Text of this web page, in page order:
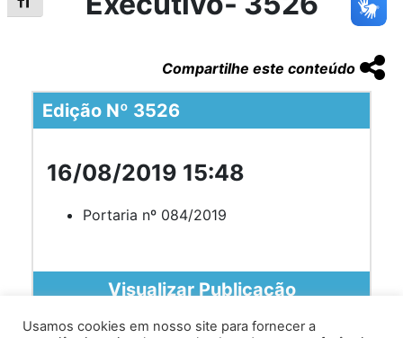
Compartilhe este conteúdo
Edição Nº 3526
16/08/2019 15:48
Portaria nº 084/2019
Visualizar Publicação
Usamos cookies em nosso site para fornecer a